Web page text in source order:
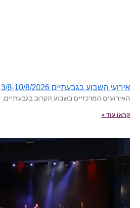
אירועי השבוע בגבעתיים 3/8-10/8/2026
האירועים המרכזיים בשבוע הקרוב
קראו עוד »